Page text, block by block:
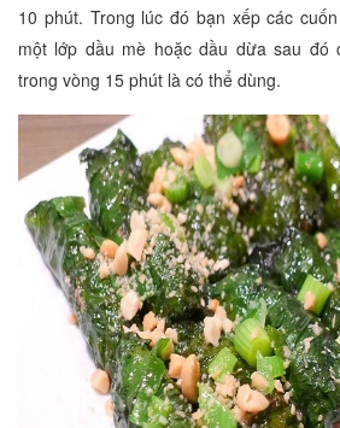
10 phút. Trong lúc đó bạn xếp các
một lớp dầu mè hoặc dầu dừa sau đó
trong vòng 15 phút là có thể dùng.